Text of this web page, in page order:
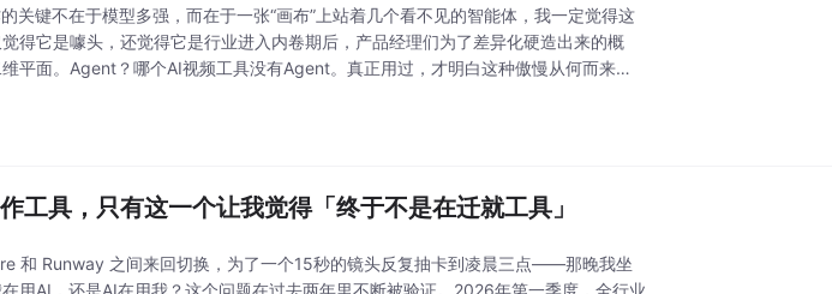
关键不在于模型多强，而在于一张“画布”上站着几个看不见的智能体，我一定觉得这
得它是噱头，还觉得它是行业进入内卷期后，产品经理们为了差异化硬造出来的概
平面。Agent？哪个AI视频工具没有Agent。真正用过，才明白这种傲慢从何而来
工具，只有这一个让我觉得「终于不是在迁就工具」
和 Runway 之间来回切换，为了一个15秒的镜头反复抽卡到凌晨三点——那晚我坐
用AI，还是AI在用我？这个问题在过去两年里不断被验证。2026年第一季度，全行业